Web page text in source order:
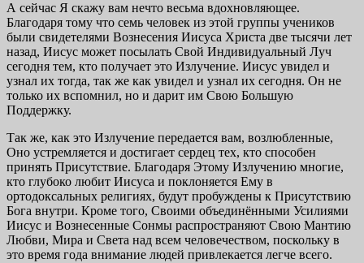
А сейчас Я скажу вам нечто весьма вдохновляющее.
Благодаря тому что семь человек из этой группы учеников
были свидетелями Вознесения Иисуса Христа две тысячи лет
назад, Иисус может посылать Свой Индивидуальный Луч
сегодня тем, кто получает это Излучение. Иисус увидел и
узнал их тогда, так же как увидел и узнал их сегодня. Он не
только их вспомнил, но и дарит им Свою Большую
Поддержку.
Так же, как это Излучение передается вам, возлюбленные,
Оно устремляется и достигает сердец тех, кто способен
принять Присутствие. Благодаря Этому Излучению многие,
кто глубоко любит Иисуса и поклоняется Ему в
ортодоксальных религиях, будут пробуждены к Присутствию
Бога внутри. Кроме того, Своими объединёнными Усилиями
Иисус и Вознесенные Сонмы распространяют Свою Мантию
Любви, Мира и Света над всем человечеством, поскольку в
это время года внимание людей привлекается легче всего.